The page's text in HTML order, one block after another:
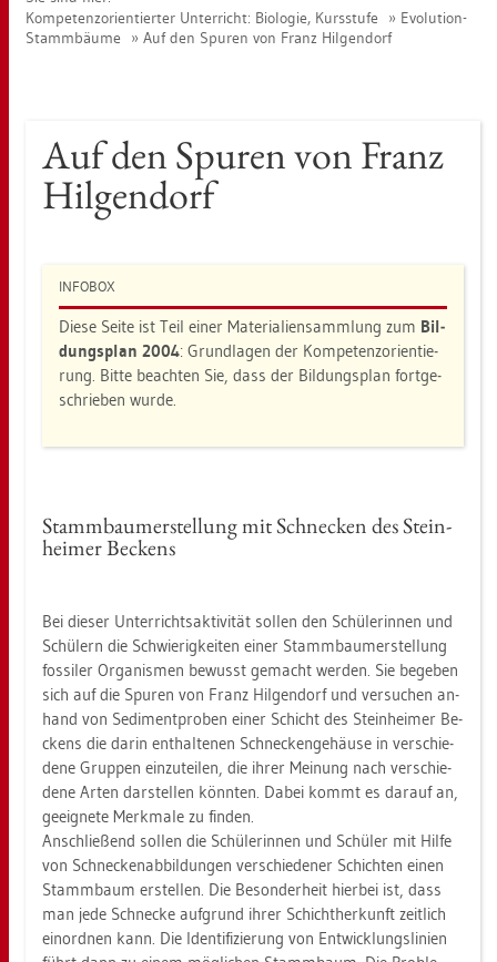
Kom­pe­tenz­ori­en­tier­ter Un­ter­richt: Bio­lo­gie, Kurs­stu­fe
Evo­lu­ti­on-
Stamm­bäu­me
Auf den Spu­ren von Franz Hil­gen­dorf
Auf den Spu­ren von Franz
Hil­gen­dorf
IN­FO­BOX
Diese Seite ist Teil einer Ma­te­ria­li­en­samm­lung zum Bil­
dungs­plan 2004: Grund­la­gen der Kom­pe­tenz­ori­en­tie­
rung. Bitte be­ach­ten Sie, dass der Bil­dungs­plan fort­ge­
schrie­ben wurde.
Stamm­bau­mer­stel­lung mit Schne­cken des Stein­
hei­mer Be­ckens
Bei die­ser Un­ter­richts­ak­ti­vi­tät sol­len den Schü­le­rin­nen und
Schü­lern die Schwie­rig­kei­ten einer Stamm­bau­mer­stel­lung
fos­si­ler Or­ga­nis­men be­wusst ge­macht wer­den. Sie be­ge­ben
sich auf die Spu­ren von Franz Hil­gen­dorf und ver­su­chen an­
hand von Se­di­ment­pro­ben einer Schicht des Stein­hei­mer Be­
ckens die darin ent­hal­te­nen Schne­cken­ge­häu­se in ver­schie­
de­ne Grup­pen ein­zu­tei­len, die ihrer Mei­nung nach ver­schie­
de­ne Arten dar­stel­len könn­ten. Dabei kommt es dar­auf an,
ge­eig­ne­te Merk­ma­le zu fin­den.
An­schlie­ßend sol­len die Schü­le­rin­nen und Schü­ler mit Hilfe
von Schne­cken­ab­bil­dun­gen ver­schie­de­ner Schich­ten einen
Stamm­baum er­stel­len. Die Be­son­der­heit hier­bei ist, dass
man jede Schne­cke auf­grund ihrer Schicht­her­kunft zeit­lich
ein­ord­nen kann. Die Iden­ti­fi­zie­rung von Ent­wick­lungs­li­ni­en